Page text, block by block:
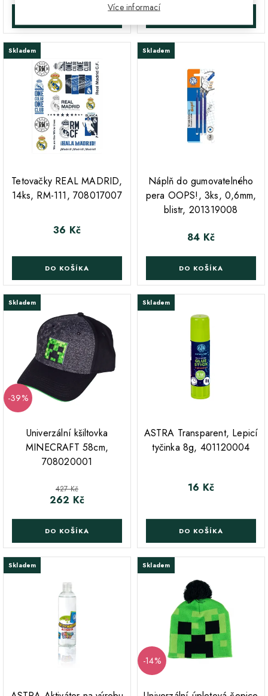
Skladem
Tetovačky REAL MADRID,
14ks, RM-111, 708017007
Cena
36 Kč
DO KOŠÍKA
Skladem
Náplň do gumovatelného
pera OOPS!, 3ks, 0,6mm,
blistr, 201319008
Cena
84 Kč
DO KOŠÍKA
-39%
Skladem
Univerzální kšiltovka
MINECRAFT 58cm,
708020001
Běžná cena
427 Kč
Cena
262 Kč
DO KOŠÍKA
Skladem
ASTRA Transparent, Lepicí
tyčinka 8g, 401120004
Cena
16 Kč
DO KOŠÍKA
Skladem
-14%
Skladem
Více informací